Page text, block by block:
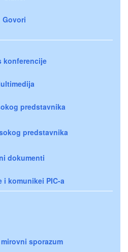
Govori
konferencije
predstavnika
predstavnika
dokumenti
i komunikei PIC-a
sporazum